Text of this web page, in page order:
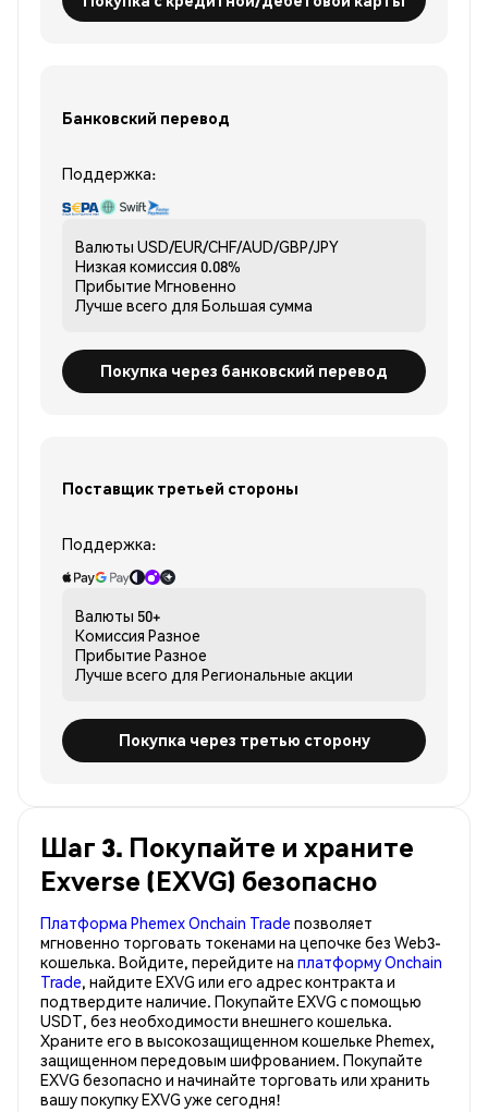
Банковский перевод
Поддержка:
Валюты USD/EUR/CHF/AUD/GBP/JPY
Низкая комиссия 0.08%
Прибытие Мгновенно
Лучше всего для Большая сумма
Покупка через банковский перевод
Поставщик третьей стороны
Поддержка:
Валюты 50+
Комиссия Разное
Прибытие Разное
Лучше всего для Региональные акции
Покупка через третью сторону
Шаг 3. Покупайте и храните
Exverse (EXVG) безопасно
Платформа Phemex Onchain Trade позволяет
мгновенно торговать токенами на цепочке без Web3-
кошелька. Войдите, перейдите на платформу Onchain
Trade, найдите EXVG или его адрес контракта и
подтвердите наличие. Покупайте EXVG с помощью
USDT, без необходимости внешнего кошелька.
Храните его в высокозащищенном кошельке Phemex,
защищенном передовым шифрованием. Покупайте
EXVG безопасно и начинайте торговать или хранить
вашу покупку EXVG уже сегодня!